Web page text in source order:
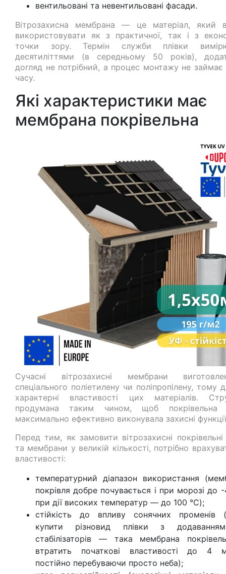
вентильовані та невентильовані фасади.
Вітрозахисна мембрана — це матеріал, який
використовувати як з практичної, так і з
точки зору. Термін служби плівки
десятиліттями (в середньому 50 років),
догляд не потрібний, а процес монтажу не займає
часу.
Які характеристики має
мембрана покрівельна
Сучасні вітрозахисні мембрани
спеціального поліетилену чи поліпропілену, тому
характерні властивості цих матеріалів.
продумана таким чином, щоб покрівельна
максимально ефективно виконувала захисні
Перед тим, як замовити вітрозахисні покрівельні
та мембрани у великій кількості, потрібно
властивості:
температурний діапазон використання
покрівля добре почувається і при морозі до -
при дії високих температур — до 100 °C);
стійкість до впливу сонячних променів
купити різновид плівки з
стабілізаторів — така мембрана
втратить початкові властивості до 4
постійно перебуваючи просто неба);